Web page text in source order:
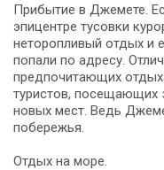
Прибытие в Джемете.
эпицентре тусовки
неторопливый отдых и
попали по адресу.
предпочитающих
туристов, посещающих
новых мест. Ведь
побережья.
Отдых на море.